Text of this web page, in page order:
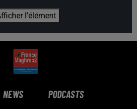
l'élément
NEWS PODCASTS